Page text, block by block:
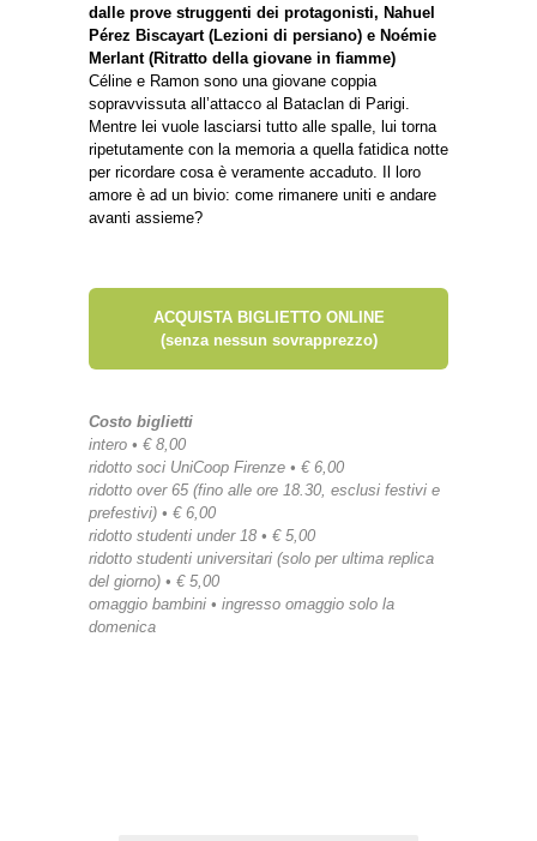
dalle prove struggenti dei protagonisti, Nahuel
Pérez Biscayart (Lezioni di persiano) e Noémie
Merlant (Ritratto della giovane in fiamme)
Céline e Ramon sono una giovane coppia
sopravvissuta all’attacco al Bataclan di Parigi.
Mentre lei vuole lasciarsi tutto alle spalle, lui torna
ripetutamente con la memoria a quella fatidica notte
per ricordare cosa è veramente accaduto. Il loro
amore è ad un bivio: come rimanere uniti e andare
avanti assieme?
ACQUISTA BIGLIETTO ONLINE
(senza nessun sovrapprezzo)
Costo biglietti
intero • € 8,00
ridotto soci UniCoop Firenze • € 6,00
ridotto over 65 (fino alle ore 18.30, esclusi festivi e
prefestivi) • € 6,00
ridotto studenti under 18 • € 5,00
ridotto studenti universitari (solo per ultima replica
del giorno) • € 5,00
omaggio bambini • ingresso omaggio solo la
domenica